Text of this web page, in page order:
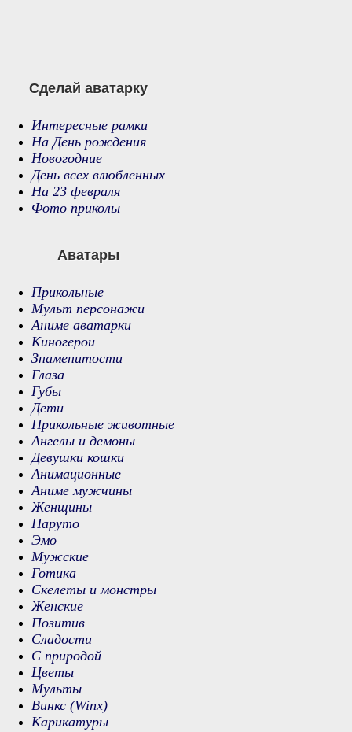
Сделай аватарку
Интересные рамки
На День рождения
Новогодние
День всех влюбленных
На 23 февраля
Фото приколы
Аватары
Прикольные
Мульт персонажи
Аниме аватарки
Киногерои
Знаменитости
Глаза
Губы
Дети
Прикольные животные
Ангелы и демоны
Девушки кошки
Анимационные
Аниме мужчины
Женщины
Наруто
Эмо
Мужские
Готика
Скелеты и монстры
Женские
Позитив
Сладости
С природой
Цветы
Мульты
Винкс (Winx)
Карикатуры